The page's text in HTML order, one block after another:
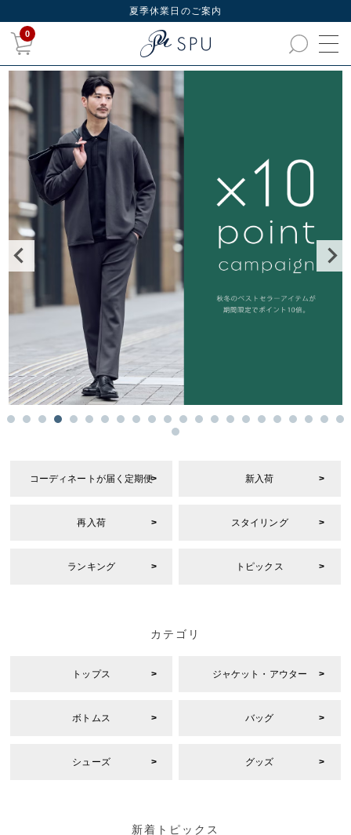
夏季休業日のご案内
0
コーディネートが届く定期便 新入荷
再入荷 スタイリング
ランキング トピックス
カテゴリ
トップス ジャケット・アウター
ボトムス バッグ
シューズ グッズ
新着トピックス